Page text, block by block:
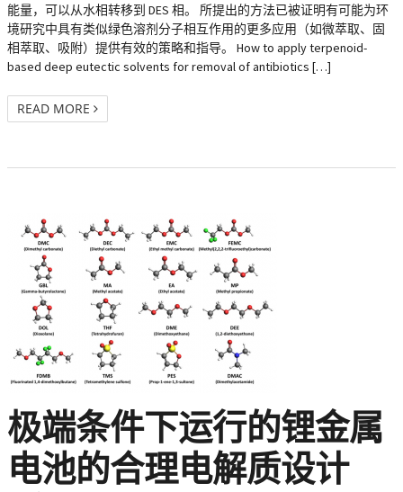
能量，可以从水相转移到 DES 相。 所提出的方法已被证明有可能为环
境研究中具有类似绿色溶剂分子相互作用的更多应用（如微萃取、固
相萃取、吸附）提供有效的策略和指导。 How to apply terpenoid-
based deep eutectic solvents for removal of antibiotics […]
READ MORE
极端条件下运行的锂金属
电池的合理电解质设计